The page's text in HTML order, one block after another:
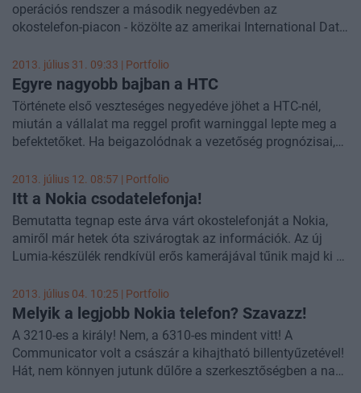
operációs rendszer a második negyedévben az
okostelefon-piacon - közölte az amerikai International Data
vállalat.
2013. július 31. 09:33 | Portfolio
Egyre nagyobb bajban a HTC
Története első veszteséges negyedéve jöhet a HTC-nél,
miután a vállalat ma reggel profit warninggal lepte meg a
befektetőket. Ha beigazolódnak a vezetőség prognózisai,
számolhat majd be, amikor csökkennek a bevételek.
2013. július 12. 08:57 | Portfolio
Itt a Nokia csodatelefonja!
Bemutatta tegnap este árva várt okostelefonját a Nokia,
amiről már hetek óta szivárogtak az információk. Az új
Lumia-készülék rendkívül erős kamerájával tűnik majd ki a
fényképezőgéppel büszkélkedhet. A készülék július végétől
lesz megvásárolható az Egyesült Államokban.
2013. július 04. 10:25 | Portfolio
Melyik a legjobb Nokia telefon? Szavazz!
A 3210-es a király! Nem, a 6310-es mindent vitt! A
Communicator volt a császár a kihajtható billentyűzetével!
Hát, nem könnyen jutunk dűlőre a szerkesztőségben a nagy